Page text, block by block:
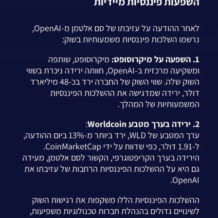
לאחר ההודעה על עזיבתו של סם אלטמן מ-OpenAI,
נרשמו השלכות פיננסיות משמעותיות בשוק:
1. השפעה על מיקרוסופט:
מיקרוסופט, שותפה
ומשקיעה מרכזית ב-OpenAI, חוותה ירידה ניכרת בשווי
השוק שלה. שווי השוק של החברה ירד בכ-48 מיליארד
דולר, ירידה שמדגישה את ההשלכות הפיננסיות
המשמעותיות של המהלך.
2. ירידה בערך מטבע Worldcoin
:
ערך המטבע של WLD, ירד ביותר מ-13% ביום ההודעה,
ל-1.91 דולר, כפי שדווח על ידי CoinMarketCap.
הירידה בערך הקריפטוגרפי, הקשור לסם אלטמן, מעידה
גם היא על ההשלכות הפיננסיות הרחבות של עזיבתו את
OpenAI.
ההשלכות הפיננסיות הללו משקפות את רגישות השוק
לשינויים גדולים בהנהלת חברות טכנולוגיות משפיעות,